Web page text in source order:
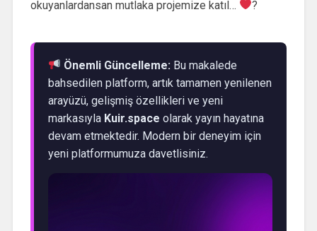
okuyanlardansan mutlaka projemize katıl… ?
Önemli Güncelleme: Bu makalede
bahsedilen platform, artık tamamen yenilenen
arayüzü, gelişmiş özellikleri ve yeni
markasıyla Kuir.space olarak yayın hayatına
devam etmektedir. Modern bir deneyim için
yeni platformumuza davetlisiniz.